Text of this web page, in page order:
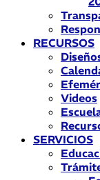
RECURSOS
Videos
SERVICIOS